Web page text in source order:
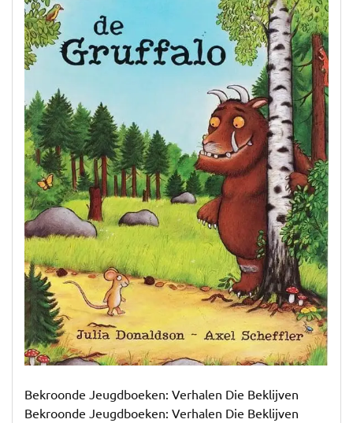
Betovering
van
Bekroonde
Bekroonde Jeugdboeken: Verhalen Die Beklijven
Bekroonde Jeugdboeken: Verhalen Die Beklijven